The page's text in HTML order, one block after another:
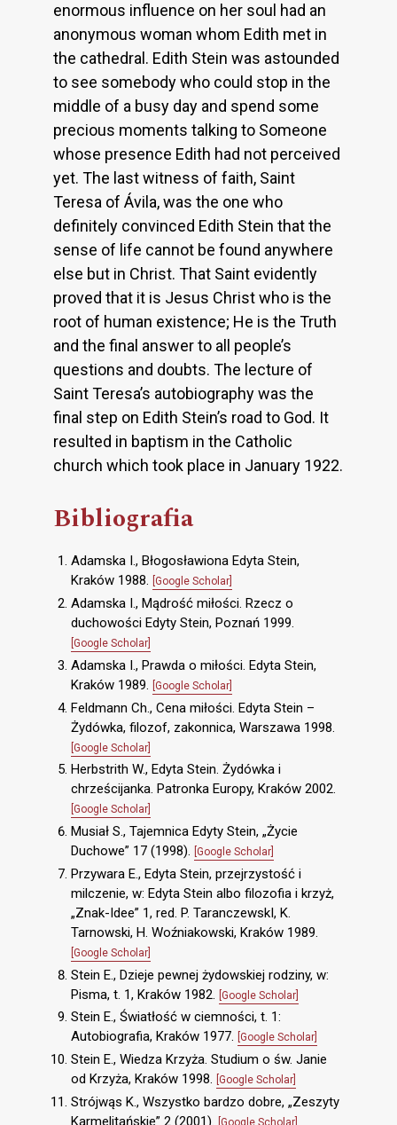
enormous influence on her soul had an
anonymous woman whom Edith met in
the cathedral. Edith Stein was astounded
to see somebody who could stop in the
middle of a busy day and spend some
precious moments talking to Someone
whose presence Edith had not perceived
yet. The last witness of faith, Saint
Teresa of Ávila, was the one who
definitely convinced Edith Stein that the
sense of life cannot be found anywhere
else but in Christ. That Saint evidently
proved that it is Jesus Christ who is the
root of human existence; He is the Truth
and the final answer to all people’s
questions and doubts. The lecture of
Saint Teresa’s autobiography was the
final step on Edith Stein’s road to God. It
resulted in baptism in the Catholic
church which took place in January 1922.
Bibliografia
Adamska I., Błogosławiona Edyta Stein,
Kraków 1988. [Google Scholar]
Adamska I., Mądrość miłości. Rzecz o
duchowości Edyty Stein, Poznań 1999.
[Google Scholar]
Adamska I., Prawda o miłości. Edyta Stein,
Kraków 1989. [Google Scholar]
Feldmann Ch., Cena miłości. Edyta Stein –
Żydówka, filozof, zakonnica, Warszawa 1998.
[Google Scholar]
Herbstrith W., Edyta Stein. Żydówka i
chrześcijanka. Patronka Europy, Kraków 2002.
[Google Scholar]
Musiał S., Tajemnica Edyty Stein, „Życie
Duchowe” 17 (1998). [Google Scholar]
Przywara E., Edyta Stein, przejrzystość i
milczenie, w: Edyta Stein albo filozofia i krzyż,
„Znak-Idee” 1, red. P. TaranczewskI, K.
Tarnowski, H. Woźniakowski, Kraków 1989.
[Google Scholar]
Stein E., Dzieje pewnej żydowskiej rodziny, w:
Pisma, t. 1, Kraków 1982. [Google Scholar]
Stein E., Światłość w ciemności, t. 1:
Autobiografia, Kraków 1977. [Google Scholar]
Stein E., Wiedza Krzyża. Studium o św. Janie
od Krzyża, Kraków 1998. [Google Scholar]
Strójwąs K., Wszystko bardzo dobre, „Zeszyty
Karmelitańskie” 2 (2001).
[Google Scholar]